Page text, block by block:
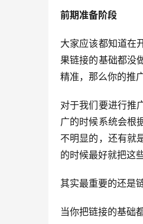
前期准备阶段
大家应该都知道在
果链接的基础都没
精准，那么你的推
对于我们要进行推
广的时候系统会根
不明显的，还有就
的时候最好就把这
其实最重要的还是
当你把链接的基础